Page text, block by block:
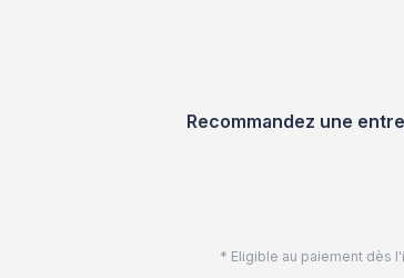
Recommandez une
* Eligible au paiement dès